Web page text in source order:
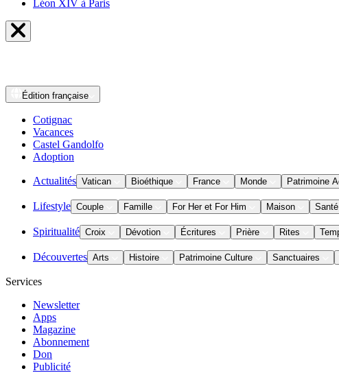
Léon XIV à Paris
Édition française
Cotignac
Vacances
Castel Gandolfo
Adoption
Actualités Vatican Bioéthique France Monde Patrimoine
Lifestyle Couple Famille For Her et For Him Maison Santé
Spiritualité Croix Dévotion Écritures Prière Rites
Découvertes Arts Histoire Patrimoine Culture Sanctuaires
Services
Newsletter
Apps
Magazine
Abonnement
Don
Publicité